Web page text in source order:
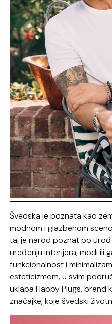
Švedska je poznata kao
modnom i glazbenom
taj je narod poznat po
uređenju interijera, modi ili
funkcionalnost i
esteticizmom, u svim
uklapa Happy Plugs, brend
značajke, koje švedski